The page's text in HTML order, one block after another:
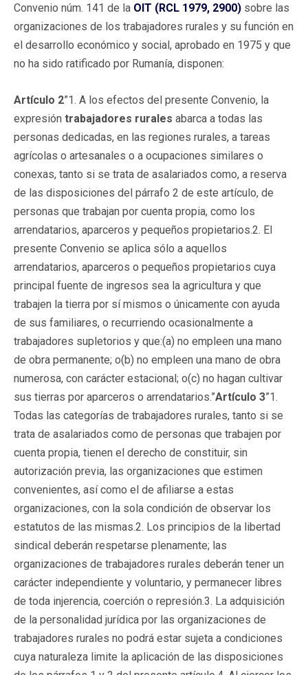
Convenio núm. 141 de la OIT (RCL 1979, 2900) sobre las
organizaciones de los trabajadores rurales y su función en
el desarrollo económico y social, aprobado en 1975 y que
no ha sido ratificado por Rumanía, disponen:
Artículo 2”1. A los efectos del presente Convenio, la
expresión trabajadores rurales abarca a todas las
personas dedicadas, en las regiones rurales, a tareas
agrícolas o artesanales o a ocupaciones similares o
conexas, tanto si se trata de asalariados como, a reserva
de las disposiciones del párrafo 2 de este artículo, de
personas que trabajan por cuenta propia, como los
arrendatarios, aparceros y pequeños propietarios.2. El
presente Convenio se aplica sólo a aquellos
arrendatarios, aparceros o pequeños propietarios cuya
principal fuente de ingresos sea la agricultura y que
trabajen la tierra por sí mismos o únicamente con ayuda
de sus familiares, o recurriendo ocasionalmente a
trabajadores supletorios y que:(a) no empleen una mano
de obra permanente; o(b) no empleen una mano de obra
numerosa, con carácter estacional; o(c) no hagan cultivar
sus tierras por aparceros o arrendatarios.”Artículo 3”1.
Todas las categorías de trabajadores rurales, tanto si se
trata de asalariados como de personas que trabajen por
cuenta propia, tienen el derecho de constituir, sin
autorización previa, las organizaciones que estimen
convenientes, así como el de afiliarse a estas
organizaciones, con la sola condición de observar los
estatutos de las mismas.2. Los principios de la libertad
sindical deberán respetarse plenamente; las
organizaciones de trabajadores rurales deberán tener un
carácter independiente y voluntario, y permanecer libres
de toda injerencia, coerción o represión.3. La adquisición
de la personalidad jurídica por las organizaciones de
trabajadores rurales no podrá estar sujeta a condiciones
cuya naturaleza limite la aplicación de las disposiciones